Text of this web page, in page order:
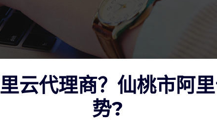
云代理商？仙桃市阿
势?